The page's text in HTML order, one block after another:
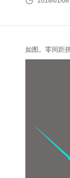
如图。零间距